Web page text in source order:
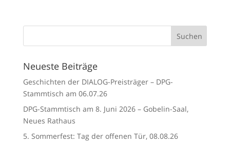
Neueste Beiträge
Geschichten der DIALOG-Preisträger – DPG-
Stammtisch am 06.07.26
DPG-Stammtisch am 8. Juni 2026 – Gobelin-Saal,
Neues Rathaus
5. Sommerfest: Tag der offenen Tür, 08.08.26